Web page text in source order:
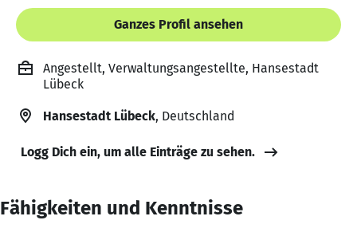
Ganzes Profil ansehen
Angestellt, Verwaltungsangestellte, Hansestadt
Lübeck
Hansestadt Lübeck, Deutschland
Logg Dich ein, um alle Einträge zu sehen.
Fähigkeiten und Kenntnisse